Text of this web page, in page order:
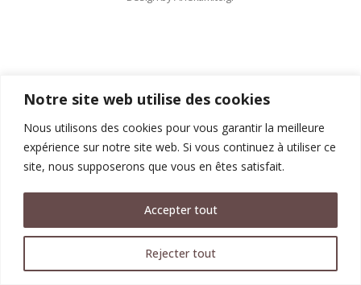
Notre site web utilise des cookies
Nous utilisons des cookies pour vous garantir la meilleure
expérience sur notre site web. Si vous continuez à utiliser ce
site, nous supposerons que vous en êtes satisfait.
Rejecter tout
Accepter tout